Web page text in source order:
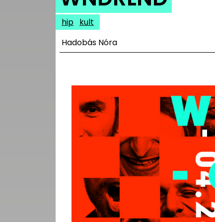
UTCA
MÉDIAAJÁNLAT
TÁJÉKOZTATÓ
hip kult
Hadobás Nóra